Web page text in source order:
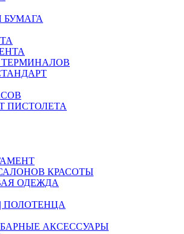
БУМАГА
ТЕРМИНАЛОВ
ПИСТОЛЕТА
КРАСОТЫ
ОДЕЖДА
| ПОЛОТЕНЦА
АКСЕССУАРЫ